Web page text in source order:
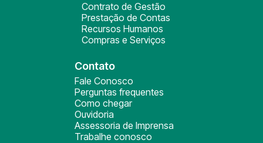
Contrato de Gestão
Prestação de Contas
Recursos Humanos
Compras e Serviços
Contato
Fale Conosco
Perguntas frequentes
Como chegar
Ouvidoria
Assessoria de Imprensa
Trabalhe conosco